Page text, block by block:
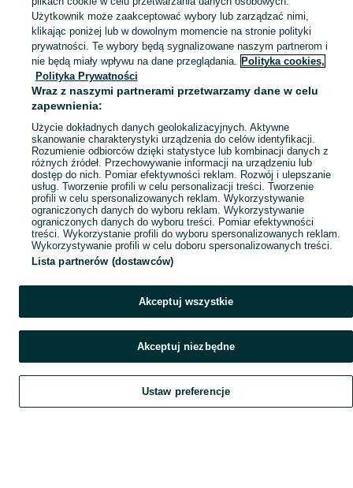
Sprzedaż papieru do drukarki w Polsce ▶️ A4, A3, fotograficzny i specjalistyczny ✅ Aktualne oferty w najlepszych cenach ✌ Kupuj i sprzedawaj na OLX.pl! Zobacz
Mapa kategorii
Mapa miejscowości
Mapa ministron
Szukaj Obserwujesz Dodaj Czat Konto
Użytkownik może zaakceptować wybory lub zarządzać nimi,
klikając poniżej lub w dowolnym momencie na stronie polityki
prywatności. Te wybory będą sygnalizowane naszym partnerom i
nie będą miały wpływu na dane przeglądania. Polityka cookies,
Polityka Prywatności
Wraz z naszymi partnerami przetwarzamy dane w celu
zapewnienia:
Użycie dokładnych danych geolokalizacyjnych. Aktywne
skanowanie charakterystyki urządzenia do celów identyfikacji.
Rozumienie odbiorców dzięki statystyce lub kombinacji danych z
różnych źródeł. Przechowywanie informacji na urządzeniu lub
dostęp do nich. Pomiar efektywności reklam. Rozwój i ulepszanie
usług. Tworzenie profili w celu personalizacji treści. Tworzenie
profili w celu spersonalizowanych reklam. Wykorzystywanie
ograniczonych danych do wyboru reklam. Wykorzystywanie
ograniczonych danych do wyboru treści. Pomiar efektywności
treści. Wykorzystanie profili do wyboru spersonalizowanych reklam.
Wykorzystywanie profili w celu doboru spersonalizowanych treści.
Lista partnerów (dostawców)
Akceptuj wszystkie
Akceptuj niezbędne
Ustaw preferencje